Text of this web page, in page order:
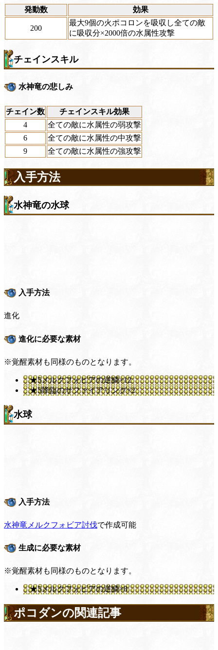
発動数 効果
200
最大9個の火ポコロンを吸収し全ての敵
に吸収分×2000倍の水属性攻撃
チェインスキル
水神竜の悲しみ
チェイン数
チェインスキル効果
4
全ての敵に水属性の弱攻撃
6
全ての敵に水属性の中攻撃
9
全ての敵に水属性の強攻撃
入手方法
水神竜の水球
入手方法
進化
進化に必要な素材
※覚醒素材も同様のものとなります。
★5メルクフォビアの逆鱗×12
★5降臨のサファイアリング×2
水球
入手方法
水神竜メルクフォビア討伐で作成可能
生成に必要な素材
※覚醒素材も同様のものとなります。
★5メルクフォビアの逆鱗×8
ポコダンの関連記事